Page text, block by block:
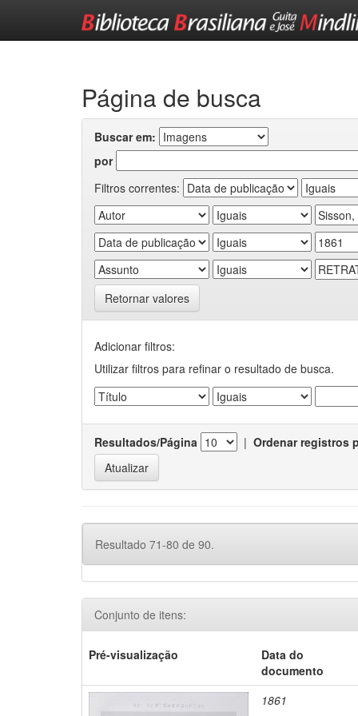
Página de busca
Buscar em:
por
Filtros correntes:
Retornar valores
Adicionar filtros:
Utilizar filtros para refinar o resultado de busca.
Resultados/Página | Ordenar registros
Resultado 71-80 de 90.
Conjunto de itens:
Pré-visualização
Data do
documento
1861